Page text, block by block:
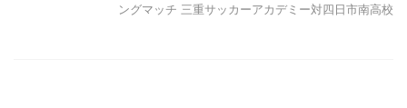
ングマッチ 三重サッカーアカデミー対四日市南高校